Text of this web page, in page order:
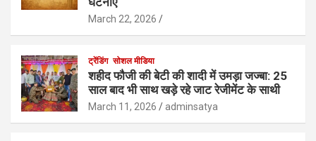
March 22, 2026
ट्रेंडिंग सोशल मीडिया
शहीद फौजी की बेटी की शादी में उमड़ा जज्बा: 25
साल बाद भी साथ खड़े रहे जाट रेजीमेंट के साथी
March 11, 2026 adminsatya